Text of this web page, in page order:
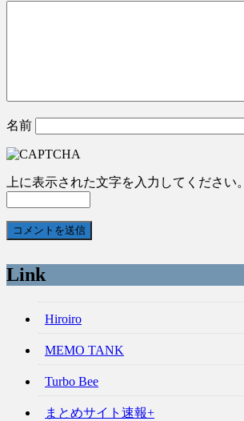
名前
上に表示された文字を入力してください。
Link
Hiroiro
MEMO TANK
Turbo Bee
まとめサイト速報+